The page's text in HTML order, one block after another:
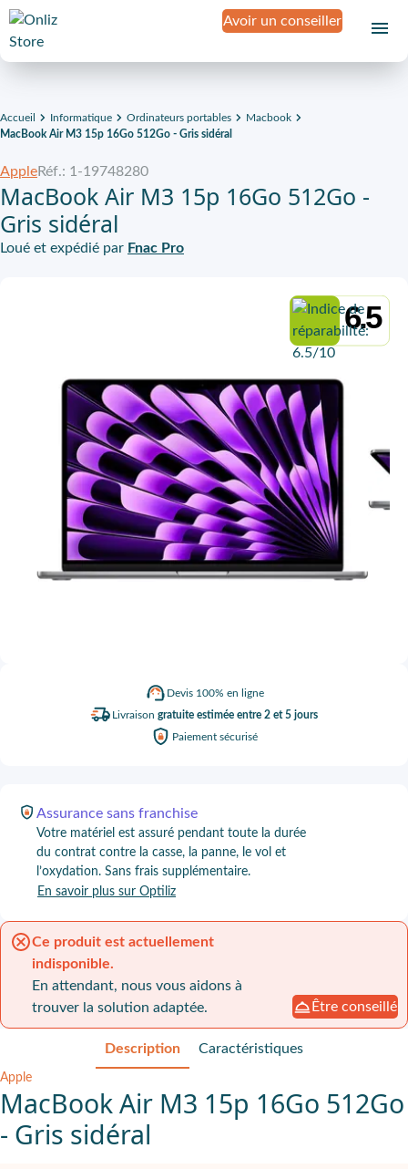
Avoir un conseiller
Accueil Informatique Ordinateurs portables
Macbook
MacBook Air M3 15p 16Go 512Go - Gris sidéral
Devis 100% en ligne
Livraison gratuite estimée entre 2 et 5 jours
Paiement sécurisé
6.5
AppleRéf.: 1-19748280
MacBook Air M3 15p 16Go 512Go -
Gris sidéral
Loué et expédié par Fnac Pro
Assurance sans franchise
Votre matériel est assuré pendant toute la durée
du contrat contre la casse, la panne, le vol et
l’oxydation. Sans frais supplémentaire.
En savoir plus sur Optiliz
Ce produit est actuellement
indisponible.
En attendant, nous vous aidons à
trouver la solution adaptée.
Être conseillé
Description Caractéristiques
Apple
MacBook Air M3 15p 16Go 512Go
- Gris sidéral